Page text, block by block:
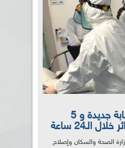
كورونا: 207 إصابة جديدة و 5
الـ24 ساعة
الصحة والسكان وإصلاح